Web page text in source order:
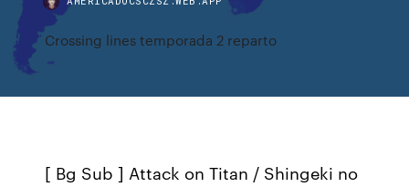
Crossing lines temporada 2 reparto
[ Bg Sub ] Attack on Titan / Shingeki no